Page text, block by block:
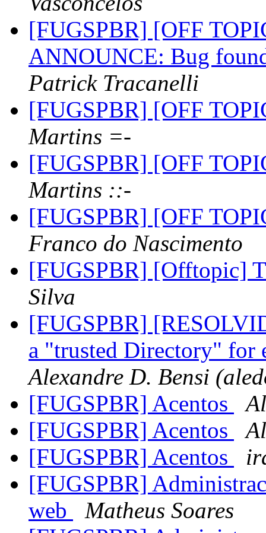
[FUGSPBR] [OFF
ANNOUNCE: Bug
Patrick Tracanelli
[FUGSPBR] [OFF
Martins =-
[FUGSPBR] [OFF
Martins ::-
[FUGSPBR] [OFF
Franco do Nascimento
[FUGSPBR] [Offtopic]
Silva
[FUGSPBR]
a "trusted Directory" for
Alexandre D. Bensi
[FUGSPBR] Acentos
[FUGSPBR] Acentos
[FUGSPBR] Acentos
[FUGSPBR]
web
Matheus Soares